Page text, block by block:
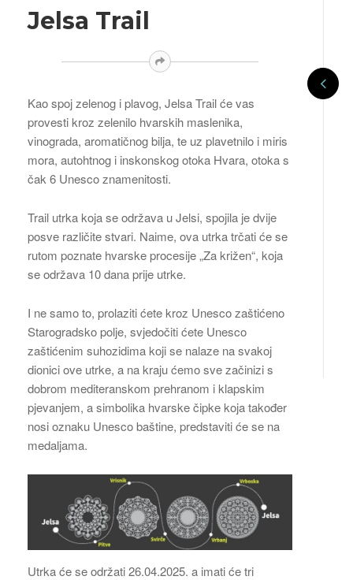
Jelsa Trail
Kao spoj zelenog i plavog, Jelsa Trail će vas
provesti kroz zelenilo hvarskih maslenika,
vinograda, aromatičnog bilja, te uz plavetnilo i miris
mora, autohtnog i inskonskog otoka Hvara, otoka s
čak 6 Unesco znamenitosti.
Trail utrka koja se održava u Jelsi, spojila je dvije
posve različite stvari. Naime, ova utrka trčati će se
rutom poznate hvarske procesije „Za križen“, koja
se održava 10 dana prije utrke.
I ne samo to, prolaziti ćete kroz Unesco zaštićeno
Starogradsko polje, svjedočiti ćete Unesco
zaštićenim suhozidima koji se nalaze na svakoj
dionici ove utrke, a na kraju ćemo sve začinizi s
dobrom mediteranskom prehranom i klapskim
pjevanjem, a simbolika hvarske čipke koja također
nosi oznaku Unesco baštine, predstaviti će se na
medaljama.
Utrka će se održati 26.04.2025. a imati će tri